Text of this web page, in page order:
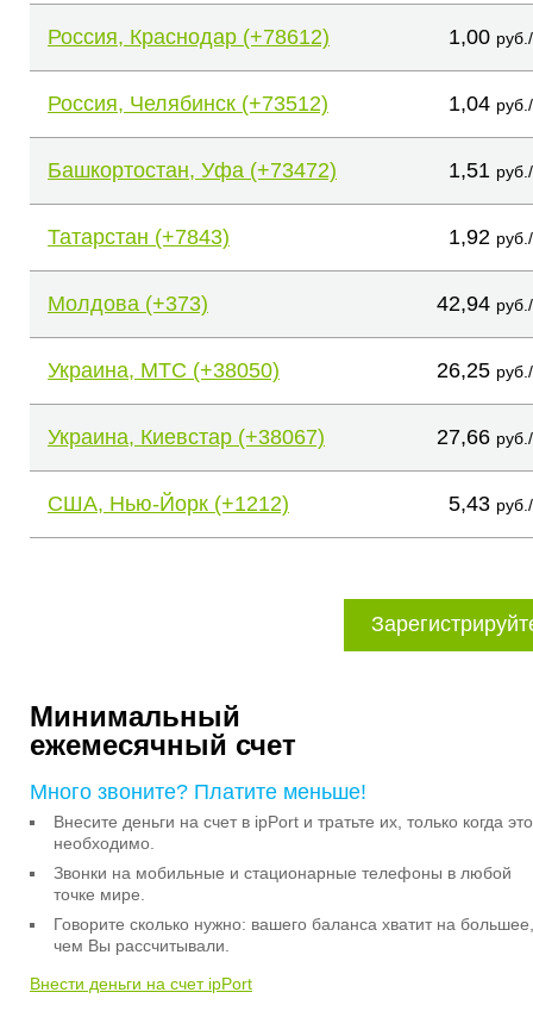
Россия, Краснодар (+78612) 1,00
Россия, Челябинск (+73512) 1,04
Башкортостан, Уфа (+73472) 1,51
Татарстан (+7843) 1,92
Молдова (+373) 42,94
Украина, МТС (+38050) 26,25
Украина, Киевстар (+38067) 27,66
США, Нью-Йорк (+1212) 5,43
Минимальный
ежемесячный счет
Много звоните? Платите меньше!
Внесите деньги на счет в ipPort и тратьте их, только когда это
необходимо.
Звонки на мобильные и стационарные телефоны в любой
точке мире.
Говорите сколько нужно: вашего баланса хватит на большее,
чем Вы рассчитывали.
Внести деньги на счет ipPort